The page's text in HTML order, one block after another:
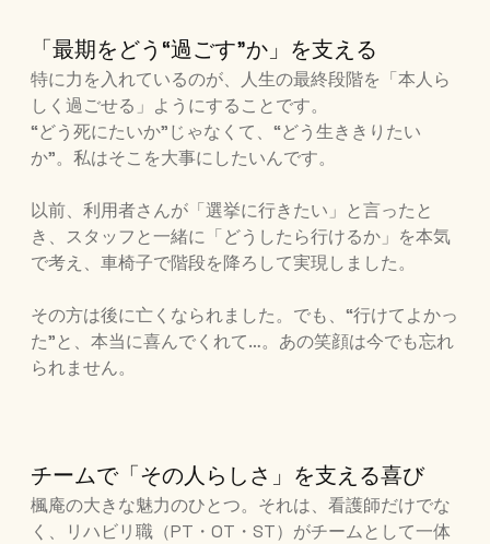
「最期をどう“過ごす”か」を支える
特に力を入れているのが、人生の最終段階を「本人ら
しく過ごせる」ようにすることです。
“どう死にたいか”じゃなくて、“どう生ききりたい
か”。私はそこを大事にしたいんです。
以前、利用者さんが「選挙に行きたい」と言ったと
き、スタッフと一緒に「どうしたら行けるか」を本気
で考え、車椅子で階段を降ろして実現しました。
その方は後に亡くなられました。でも、“行けてよかっ
た”と、本当に喜んでくれて…。あの笑顔は今でも忘れ
られません。
チームで「その人らしさ」を支える喜び
楓庵の大きな魅力のひとつ。それは、看護師だけでな
く、リハビリ職（PT・OT・ST）がチームとして一体